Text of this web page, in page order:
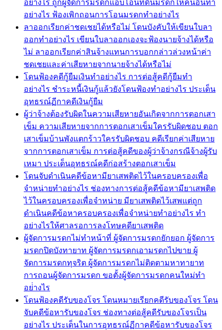
อย่างไร ถูกผู้จัดการมรดกแอบโอนที่ดินมรดกให้คนอื่นทำ
อย่างไร ฟ้องเพิกถอนการโอนมรดกทำอย่างไร
ลาออกเรียกค่าชดเชยได้หรือไม่ โดนบังคับให้เขียนใบลา
ออกทำอย่างไร เขียนใบลาออกเองจะฟ้องนายจ้างได้หรือ
ไม่ ลาออกเรียกค่าสินจ้างแทนการบอกกล่าวล่วงหน้าค่า
ชดเชยและค่าเสียหายจากนายจ้างได้หรือไม่
โดนฟ้องคดีกู้ยืมเงินทำอย่างไร การต่อสู้คดีกู้ยืมทำ
อย่างไร ชำระหนี้เงินกู้แล้วยังโดนฟ้องทำอย่างไร ประเด็น
อุทธรณ์ฏีกาคดีเงินกู้ยืม
ผู้ว่าจ้างต้องรับผิดในความเสียหายอันเกิดจากการตอกเสา
เข็ม ความเสียหายจากการตอกเสาเข็มใครรับผิดชอบ ตอก
เสาเข็มบ้านพังแตกร้าวใครรับผิดชอบ คดีเรียกค่าเสียหาย
จากการตอกเสาเข็ม การต่อสู้คดีของผู้ว่าจ้างกรณีจ้างผู้รับ
เหมา ประเด็นอุทธรณ์คดีก่อสร้างตอกเสาเข็ม
โดนจับดำเนินคดีข้อหามียาเสพติดไว้ในครอบครองเพื่อ
จำหน่ายทำอย่างไร ช่องทางการต่อสู้คดีข้อหามียาเสพติด
ไว้ในครอบครองเพื่อจำหน่าย มียาเสพติดไว้เสพแต่ถูก
ดำเนินคดีข้อหาครอบครองเพื่อจำหน่ายทำอย่างไร ทำ
อย่างไรให้ศาลรอการลงโทษคดียาเสพติด
ผู้จัดการมรดกไม่ทำหน้าที่ ผู้จัดการมรดกยักยอก ผู้จัดการ
มรดกปิดบังทายาท ผู้จัดการมรดกเอามรดกไปขาย ผู้
จัดการมรดกทุจริต ผู้จัดการมรดกไม่ติดตามหาทายาท
การถอนผู้จัดการมรดก ขอตั้งผู้จัดการมรดกคนใหม่ทำ
อย่่างไร
โดนฟ้องคดีรับของโจร โดนหมายเรียกคดีรับของโจร โดน
จับคดีข้อหารับของโจร ช่องทางต่อสู้คดีรับของโจรเป็น
อย่างไร ประเด็นในการอุทธรณ์ฏีกาคดีข้อหารับของโจร